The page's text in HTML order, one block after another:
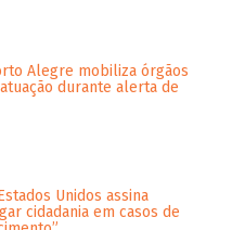
Alegre mobiliza órgãos
durante alerta de
Unidos assina
cidadania em casos de